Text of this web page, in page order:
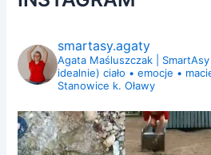
smartasy.agaty
Agata Maśluszczak | SmartAsy
idealnie) ciało • emocje •
Stanowice k. Oławy